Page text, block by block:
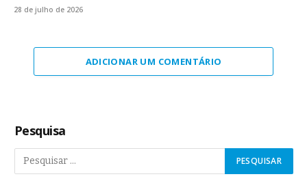
28 de julho de 2026
ADICIONAR UM COMENTÁRIO
Pesquisa